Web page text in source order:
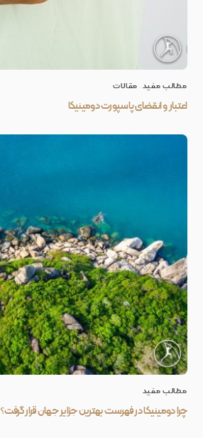
مطالب مفید مقالات
اعتبار و انقضای پاسپورت دومینیکا
مطالب مفید
چرا دومینیکا در فهرست بهترین جزایر جهان قرار گرفت؟